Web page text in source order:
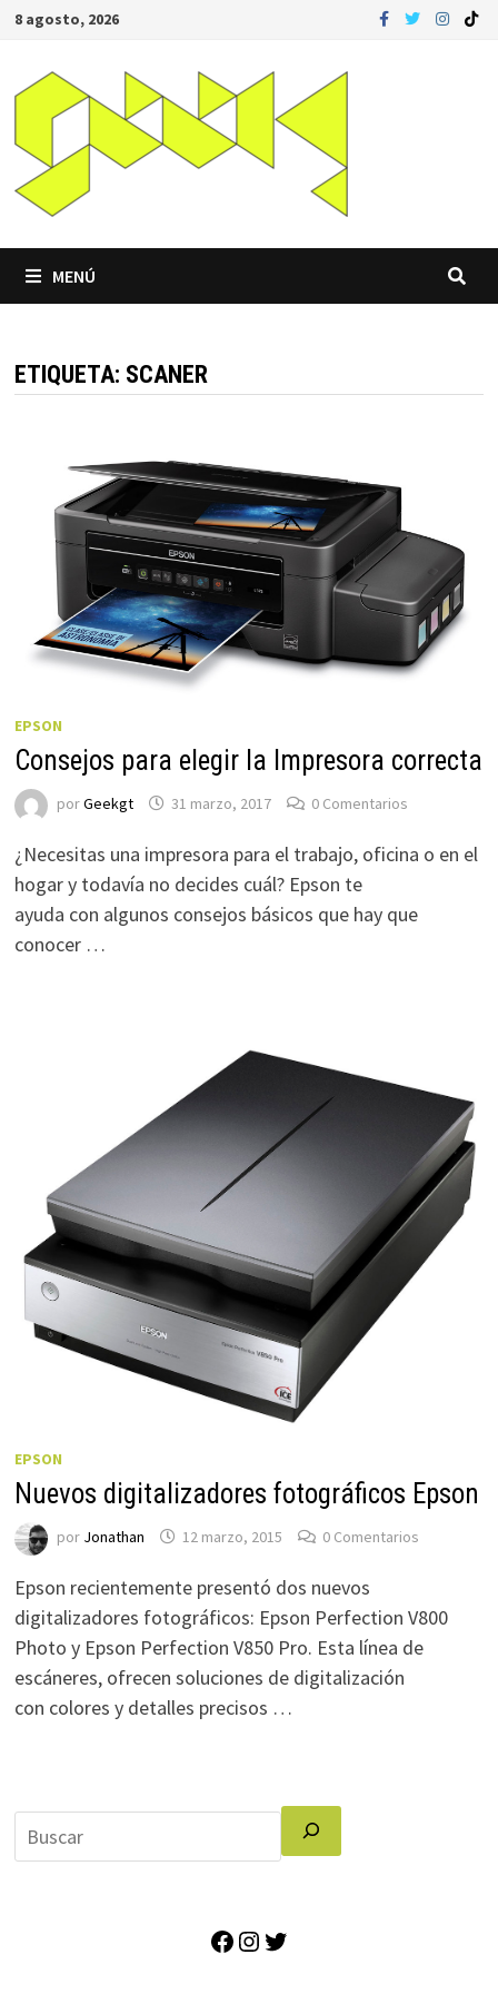
Saltar
contenido
8 agosto, 2026
MENÚ
ETIQUETA: SCANER
EPSON
Consejos para elegir la Impresora correcta
porGeekgt 31 marzo, 2017 0 Comentarios
¿Necesitas una impresora para el trabajo, oficina o en el
hogar y todavía no decides cuál? Epson te
ayuda con algunos consejos básicos que hay que
conocer …
EPSON
Nuevos digitalizadores fotográficos Epson
por Jonathan 12 marzo, 2015 0 Comentarios
Epson recientemente presentó dos nuevos
digitalizadores fotográficos: Epson Perfection V800
Photo y Epson Perfection V850 Pro. Esta línea de
escáneres, ofrecen soluciones de digitalización
con colores y detalles precisos …
Facebook
Instagram